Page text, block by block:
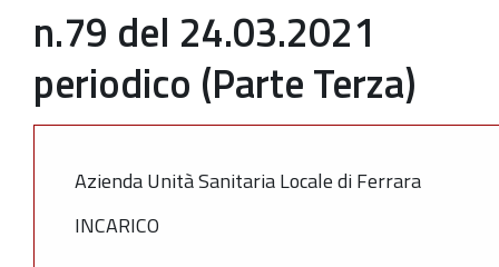
n.79 del 24.03.2021
periodico (Parte Terza)
Azienda Unità Sanitaria Locale di Ferrara
INCARICO